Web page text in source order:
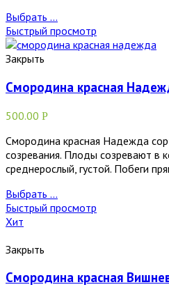
Выбрать ...
Быстрый просмотр
Закрыть
Смородина красная
500.00 Р
Смородина красная Надежда
созревания. Плоды созревают в
среднерослый, густой. Побеги
Выбрать ...
Быстрый просмотр
Хит
Закрыть
Смородина красная